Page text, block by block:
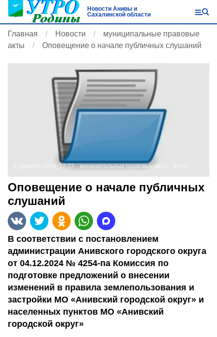
Новости Анивы и
Сахалинской области
Главная Новости
муниципальные правовые
акты
Оповещение о начале публичных слушаний
6 декабря 2024, 12:23 муниципальные правовые акты
Оповещение о начале публичных
слушаний
В соответствии с постановлением
администрации Анивского городского округа
от 04.12.2024 № 4254-па Комиссия по
подготовке предложений о внесении
изменений в правила землепользования и
застройки МО «Анивский городской округ» и
населенных пунктов МО «Анивский
городской округ»